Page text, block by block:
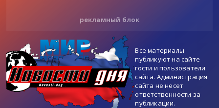
рекламный блок
Все материалы
публикуют на сайте
гости и пользователи
сайта. Администрация
сайта не несет
ответственности за
публикации.